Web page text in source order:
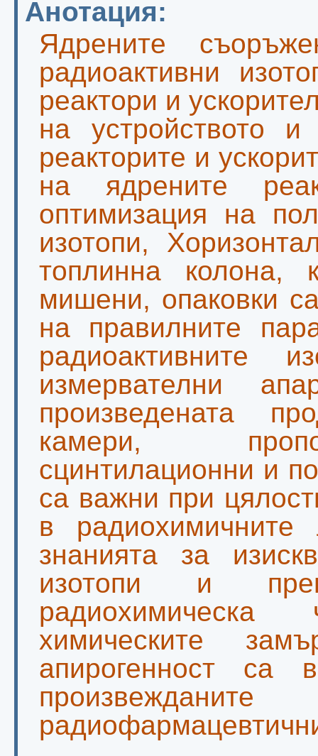
Анотация:
Ядрените
радиоактивни
реактори и
на устройството
реакторите и
на ядрените
оптимизация на
изотопи,
топлинна колона,
мишени, опаковки
на правилните
радиоактивните
измервателни
произведената
камери,
сцинтилационни и
са важни при
в
знанията за
изотопи и
химическите
апирогенност са